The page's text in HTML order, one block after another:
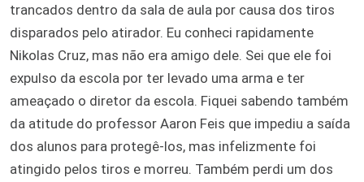
trancados dentro da sala de aula por causa dos tiros
disparados pelo atirador. Eu conheci rapidamente
Nikolas Cruz, mas não era amigo dele. Sei que ele foi
expulso da escola por ter levado uma arma e ter
ameaçado o diretor da escola. Fiquei sabendo também
da atitude do professor Aaron Feis que impediu a saída
dos alunos para protegê-los, mas infelizmente foi
atingido pelos tiros e morreu. Também perdi um dos